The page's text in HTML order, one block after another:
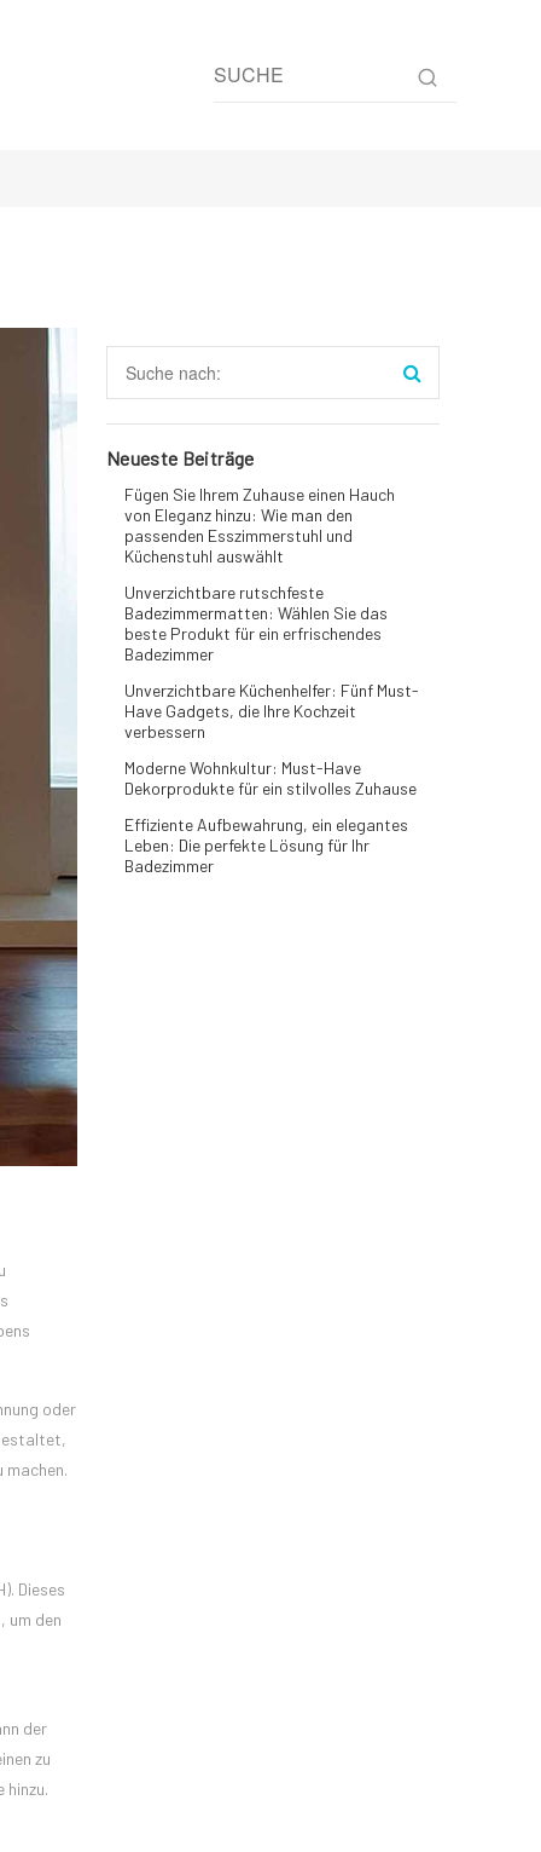
oder
machen.
Dieses
um den
der
zu
hinzu.
Neueste Beiträge
Fügen Sie Ihrem Zuhause einen Hauch
von Eleganz hinzu: Wie man den
passenden Esszimmerstuhl und
Küchenstuhl auswählt
Unverzichtbare rutschfeste
Badezimmermatten: Wählen Sie das
beste Produkt für ein erfrischendes
Badezimmer
Unverzichtbare Küchenhelfer: Fünf Must-
Have Gadgets, die Ihre Kochzeit
verbessern
Moderne Wohnkultur: Must-Have
Dekorprodukte für ein stilvolles Zuhause
Effiziente Aufbewahrung, ein elegantes
Leben: Die perfekte Lösung für Ihr
Badezimmer